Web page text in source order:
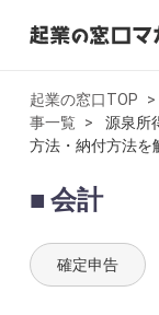
全記事一覧
起業・創業
開業
起業の窓口TOP
事一覧
源泉所
方法・納付方法を
会計
確定申告